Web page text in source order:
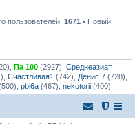
пользователей: 1671 • Новый
Па 100 (2927), Среднеазиат
Счастливая1 (742), Денис 7 (728),
pbi6a (467), nekotorii (400)